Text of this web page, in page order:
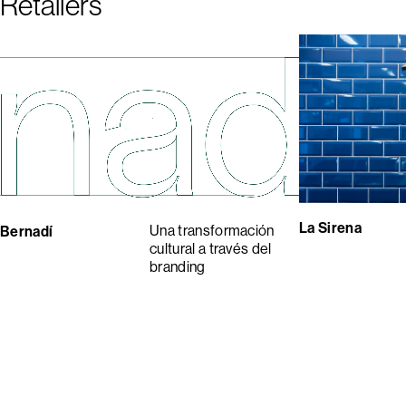
2 4
Bernadí
Una transformación
cultural a través del
branding
La Sirena